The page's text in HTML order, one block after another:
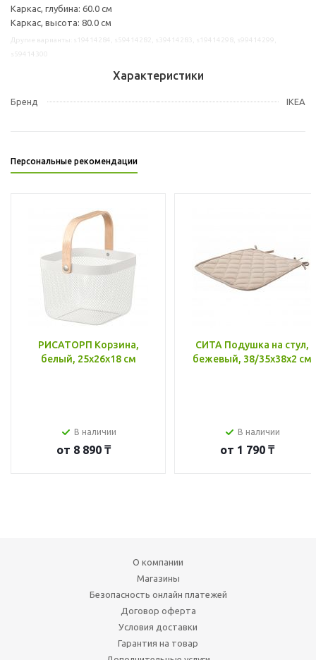
Каркас, глубина: 60.0 см
Каркас, высота: 80.0 см
Характеристики
Бренд IKEA
Персональные рекомендации
РИСАТОРП Корзина,
белый, 25x26x18 см
В наличии
от 8 890 ₸
СИТА Подушка на стул,
бежевый, 38/35x38x2 см
В наличии
от 1 790 ₸
О компании
Магазины
Безопасность онлайн платежей
Договор оферта
Условия доставки
Гарантия на товар